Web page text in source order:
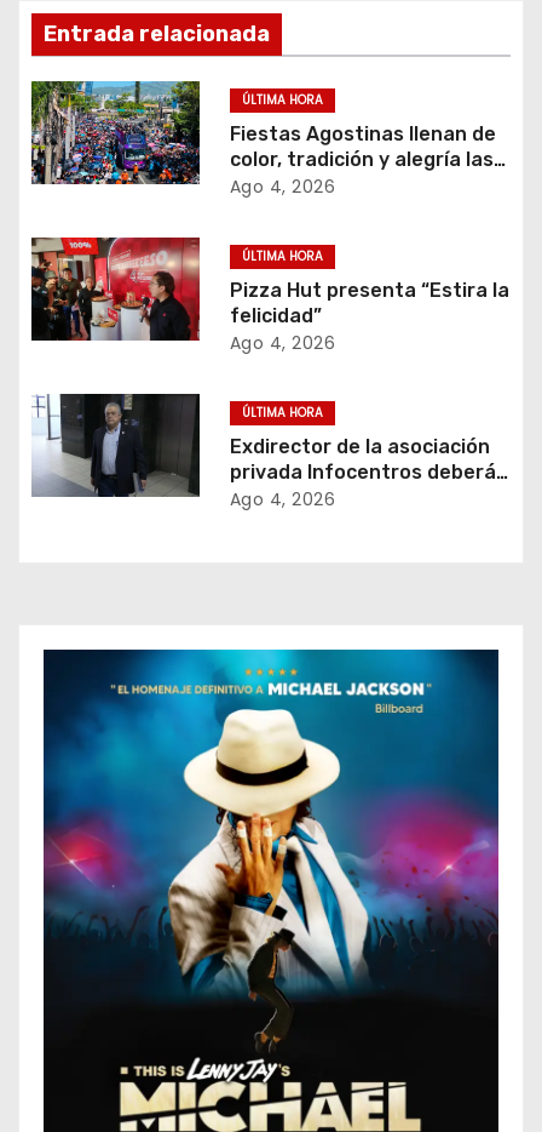
i
ó
n
d
e
e
n
t
r
a
s
Entrada relacionada
ÚLTIMA HORA
Fiestas Agostinas llenan de
color, tradición y alegría las
calles de San Salvador
Ago 4, 2026
ÚLTIMA HORA
Pizza Hut presenta “Estira la
felicidad”
Ago 4, 2026
ÚLTIMA HORA
Exdirector de la asociación
privada Infocentros deberá
retribuir $ 3.1 millones al
Ago 4, 2026